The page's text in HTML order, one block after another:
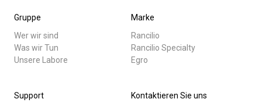
Gruppe
Wer wir sind
Was wir Tun
Unsere Labore
Marke
Rancilio
Rancilio Specialty
Egro
Support
Kontaktieren Sie uns